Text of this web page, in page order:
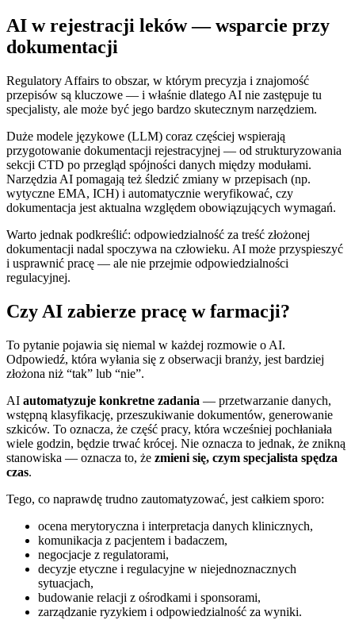
AI w rejestracji leków — wsparcie przy
dokumentacji
Regulatory Affairs to obszar, w którym precyzja i znajomość
przepisów są kluczowe — i właśnie dlatego AI nie zastępuje tu
specjalisty, ale może być jego bardzo skutecznym narzędziem.
Duże modele językowe (LLM) coraz częściej wspierają
przygotowanie dokumentacji rejestracyjnej — od strukturyzowania
sekcji CTD po przegląd spójności danych między modułami.
Narzędzia AI pomagają też śledzić zmiany w przepisach (np.
wytyczne EMA, ICH) i automatycznie weryfikować, czy
dokumentacja jest aktualna względem obowiązujących wymagań.
Warto jednak podkreślić: odpowiedzialność za treść złożonej
dokumentacji nadal spoczywa na człowieku. AI może przyspieszyć
i usprawnić pracę — ale nie przejmie odpowiedzialności
regulacyjnej.
Czy AI zabierze pracę w farmacji?
To pytanie pojawia się niemal w każdej rozmowie o AI.
Odpowiedź, która wyłania się z obserwacji branży, jest bardziej
złożona niż “tak” lub “nie”.
AI automatyzuje konkretne zadania — przetwarzanie danych,
wstępną klasyfikację, przeszukiwanie dokumentów, generowanie
szkiców. To oznacza, że część pracy, która wcześniej pochłaniała
wiele godzin, będzie trwać krócej. Nie oznacza to jednak, że znikną
stanowiska — oznacza to, że zmieni się, czym specjalista spędza
czas.
Tego, co naprawdę trudno zautomatyzować, jest całkiem sporo:
ocena merytoryczna i interpretacja danych klinicznych,
komunikacja z pacjentem i badaczem,
negocjacje z regulatorami,
decyzje etyczne i regulacyjne w niejednoznacznych
sytuacjach,
budowanie relacji z ośrodkami i sponsorami,
zarządzanie ryzykiem i odpowiedzialność za wyniki.